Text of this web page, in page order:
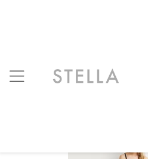
Falda De La Estafa Del
La Falda Del Lápiz Del
Res
Falda de la estafa del
llano de la falda del
elástico para las